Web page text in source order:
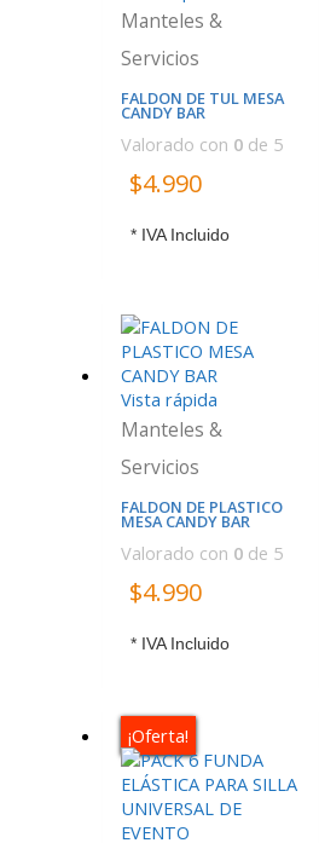
Manteles &
Servicios
FALDON DE TUL MESA
CANDY BAR
Valorado con 0de 5
$4.990
* IVA Incluido
Vista rápida
Manteles &
Servicios
FALDON DE PLASTICO
MESA CANDY BAR
Valorado con 0de 5
$4.990
* IVA Incluido
¡Oferta!